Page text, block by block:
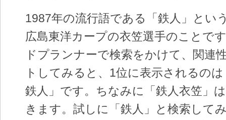
1987年の流行語である「鉄人」とい
広島東洋カープの衣笠選手のことで
ドプランナーで検索をかけて、関連
トしてみると、1位に表示されるの
鉄人」です。ちなみに「鉄人衣笠」
きます。試しに「鉄人」と検索して